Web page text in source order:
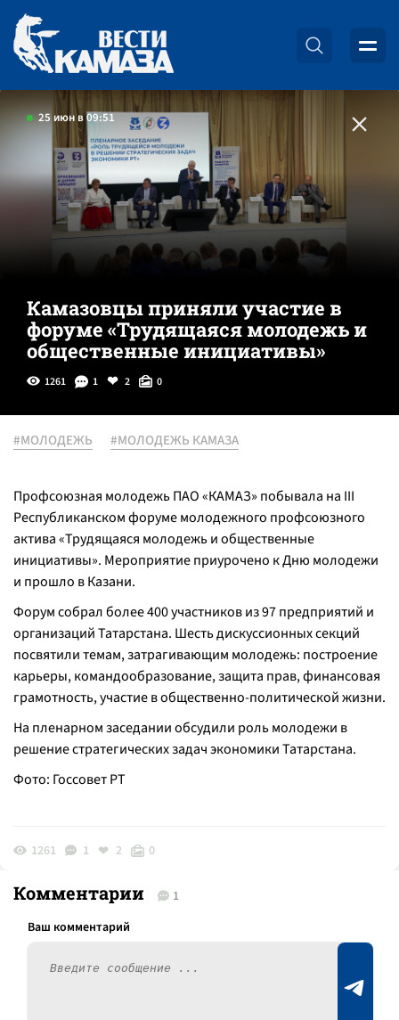
25 июн в 09:51
Камазовцы приняли участие в
форуме «Трудящаяся молодежь и
общественные инициативы»
1261 1 2 0
#МОЛОДЕЖЬ #МОЛОДЕЖЬ КАМАЗА
Профсоюзная молодежь ПАО «КАМАЗ» побывала на III
Республиканском форуме молодежного профсоюзного
актива «Трудящаяся молодежь и общественные
инициативы». Мероприятие приурочено к Дню молодежи
и прошло в Казани.
Форум собрал более 400 участников из 97 предприятий и
организаций Татарстана. Шесть дискуссионных секций
посвятили темам, затрагивающим молодежь: построение
карьеры, командообразование, защита прав, финансовая
грамотность, участие в общественно-политической жизни.
На пленарном заседании обсудили роль молодежи в
решение стратегических задач экономики Татарстана.
Фото: Госсовет РТ
1261 1 2 0
Комментарии 1